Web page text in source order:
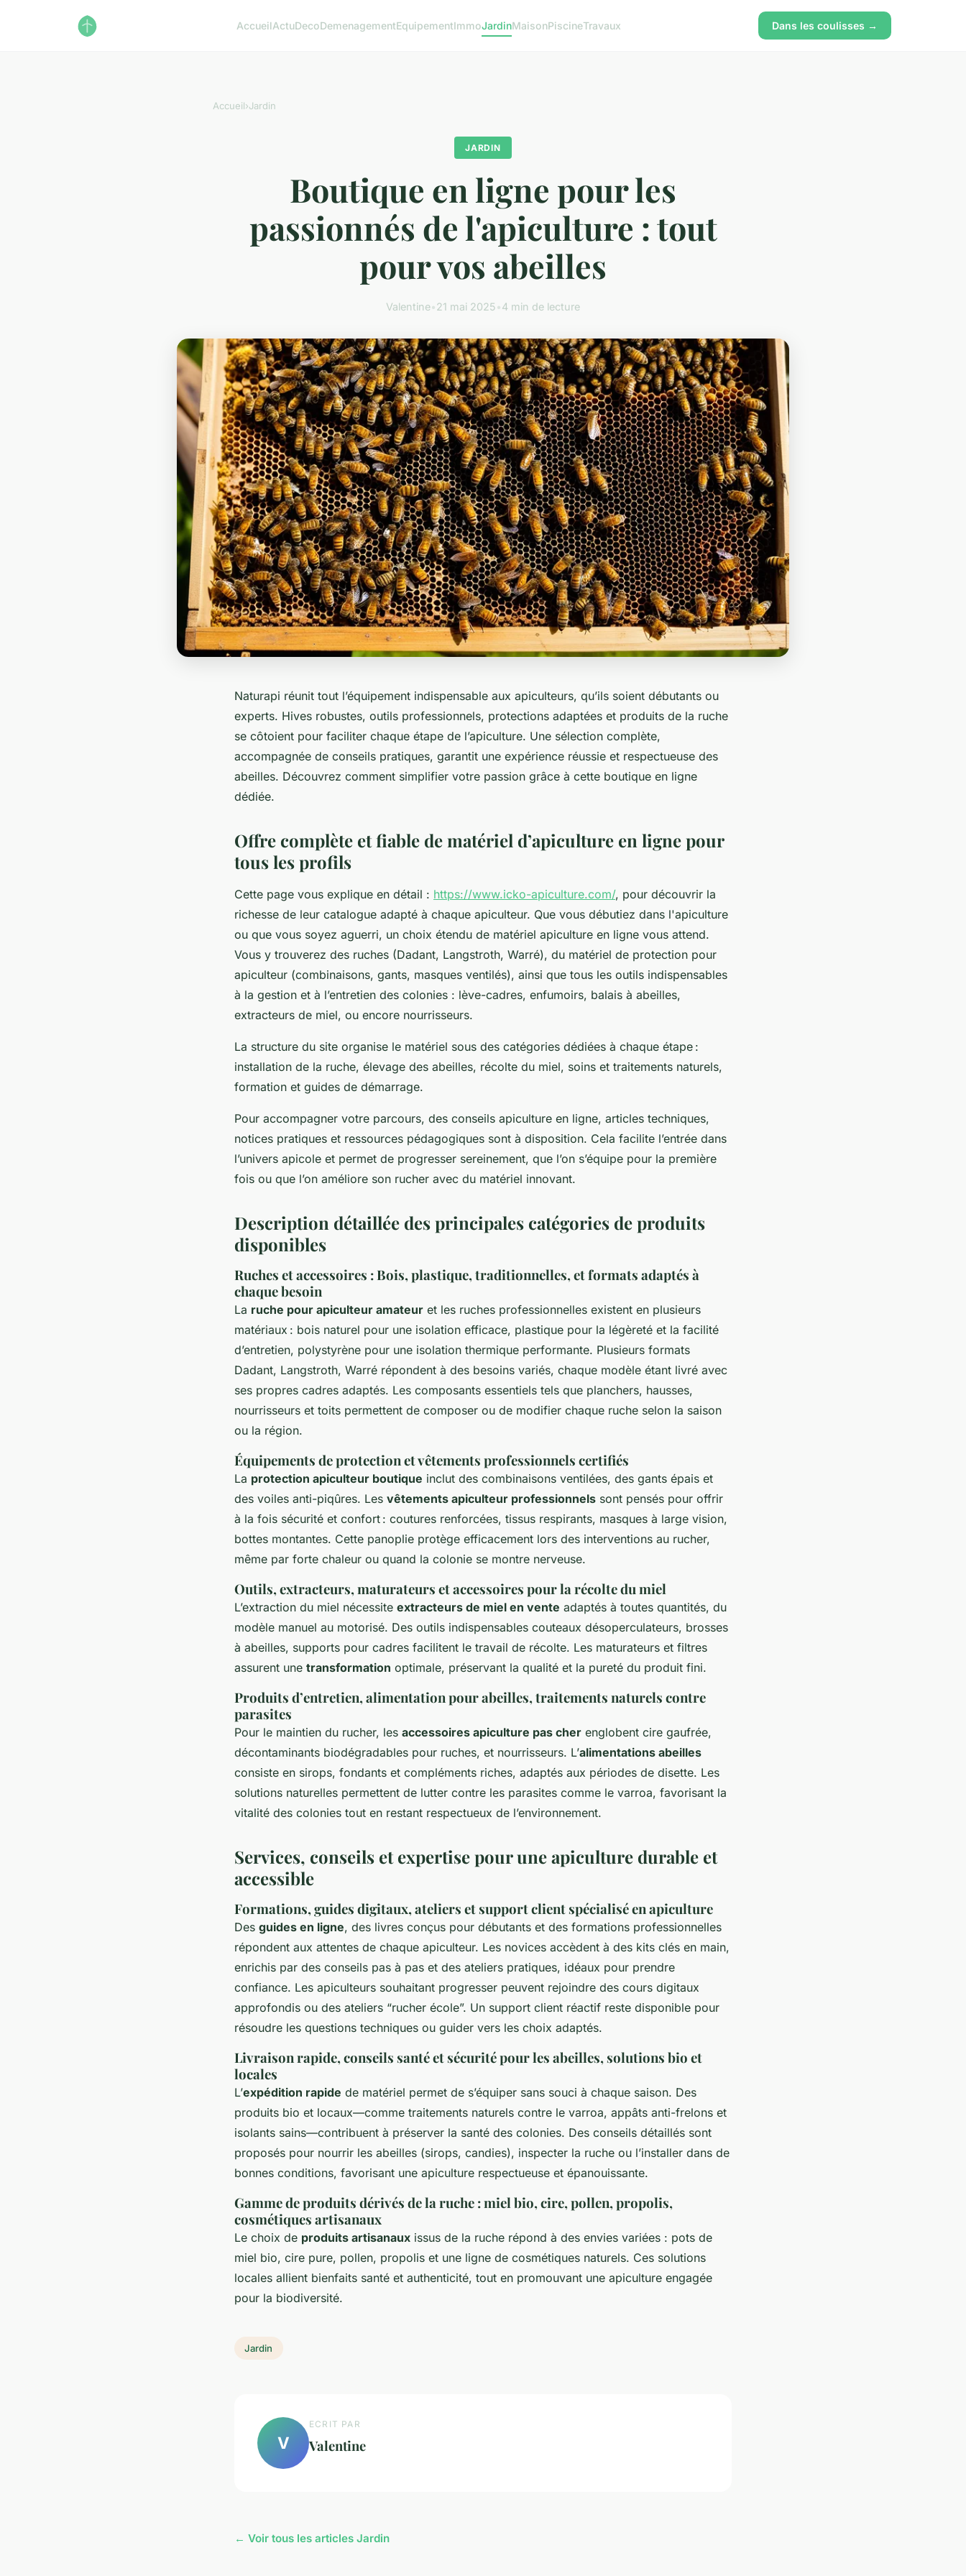
AccueilActuDecoDemenagementEquipementImmoJardinMaisonPiscineTravaux Dans les coulisses →
Accueil›Jardin
JARDIN
Boutique en ligne pour les
passionnés de l'apiculture : tout
pour vos abeilles
Valentine•21 mai 2025•4 min de lecture
Naturapi réunit tout l’équipement indispensable aux apiculteurs, qu’ils soient débutants ou
experts. Hives robustes, outils professionnels, protections adaptées et produits de la ruche
se côtoient pour faciliter chaque étape de l’apiculture. Une sélection complète,
accompagnée de conseils pratiques, garantit une expérience réussie et respectueuse des
abeilles. Découvrez comment simplifier votre passion grâce à cette boutique en ligne
dédiée.
Offre complète et fiable de matériel d’apiculture en ligne pour
tous les profils
Cette page vous explique en détail : https://www.icko-apiculture.com/, pour découvrir la
richesse de leur catalogue adapté à chaque apiculteur. Que vous débutiez dans l'apiculture
ou que vous soyez aguerri, un choix étendu de matériel apiculture en ligne vous attend.
Vous y trouverez des ruches (Dadant, Langstroth, Warré), du matériel de protection pour
apiculteur (combinaisons, gants, masques ventilés), ainsi que tous les outils indispensables
à la gestion et à l’entretien des colonies : lève-cadres, enfumoirs, balais à abeilles,
extracteurs de miel, ou encore nourrisseurs.
La structure du site organise le matériel sous des catégories dédiées à chaque étape :
installation de la ruche, élevage des abeilles, récolte du miel, soins et traitements naturels,
formation et guides de démarrage.
Pour accompagner votre parcours, des conseils apiculture en ligne, articles techniques,
notices pratiques et ressources pédagogiques sont à disposition. Cela facilite l’entrée dans
l’univers apicole et permet de progresser sereinement, que l’on s’équipe pour la première
fois ou que l’on améliore son rucher avec du matériel innovant.
Description détaillée des principales catégories de produits
disponibles
Ruches et accessoires : Bois, plastique, traditionnelles, et formats adaptés à
chaque besoin
La ruche pour apiculteur amateur et les ruches professionnelles existent en plusieurs
matériaux : bois naturel pour une isolation efficace, plastique pour la légèreté et la facilité
d’entretien, polystyrène pour une isolation thermique performante. Plusieurs formats
Dadant, Langstroth, Warré répondent à des besoins variés, chaque modèle étant livré avec
ses propres cadres adaptés. Les composants essentiels tels que planchers, hausses,
nourrisseurs et toits permettent de composer ou de modifier chaque ruche selon la saison
ou la région.
Équipements de protection et vêtements professionnels certifiés
La protection apiculteur boutique inclut des combinaisons ventilées, des gants épais et
des voiles anti-piqûres. Les vêtements apiculteur professionnels sont pensés pour offrir
à la fois sécurité et confort : coutures renforcées, tissus respirants, masques à large vision,
bottes montantes. Cette panoplie protège efficacement lors des interventions au rucher,
même par forte chaleur ou quand la colonie se montre nerveuse.
Outils, extracteurs, maturateurs et accessoires pour la récolte du miel
L’extraction du miel nécessite extracteurs de miel en vente adaptés à toutes quantités, du
modèle manuel au motorisé. Des outils indispensables couteaux désoperculateurs, brosses
à abeilles, supports pour cadres facilitent le travail de récolte. Les maturateurs et filtres
assurent une transformation optimale, préservant la qualité et la pureté du produit fini.
Produits d’entretien, alimentation pour abeilles, traitements naturels contre
parasites
Pour le maintien du rucher, les accessoires apiculture pas cher englobent cire gaufrée,
décontaminants biodégradables pour ruches, et nourrisseurs. L’alimentations abeilles
consiste en sirops, fondants et compléments riches, adaptés aux périodes de disette. Les
solutions naturelles permettent de lutter contre les parasites comme le varroa, favorisant la
vitalité des colonies tout en restant respectueux de l’environnement.
Services, conseils et expertise pour une apiculture durable et
accessible
Formations, guides digitaux, ateliers et support client spécialisé en apiculture
Des guides en ligne, des livres conçus pour débutants et des formations professionnelles
répondent aux attentes de chaque apiculteur. Les novices accèdent à des kits clés en main,
enrichis par des conseils pas à pas et des ateliers pratiques, idéaux pour prendre
confiance. Les apiculteurs souhaitant progresser peuvent rejoindre des cours digitaux
approfondis ou des ateliers “rucher école”. Un support client réactif reste disponible pour
résoudre les questions techniques ou guider vers les choix adaptés.
Livraison rapide, conseils santé et sécurité pour les abeilles, solutions bio et
locales
L’expédition rapide de matériel permet de s’équiper sans souci à chaque saison. Des
produits bio et locaux—comme traitements naturels contre le varroa, appâts anti-frelons et
isolants sains—contribuent à préserver la santé des colonies. Des conseils détaillés sont
proposés pour nourrir les abeilles (sirops, candies), inspecter la ruche ou l’installer dans de
bonnes conditions, favorisant une apiculture respectueuse et épanouissante.
Gamme de produits dérivés de la ruche : miel bio, cire, pollen, propolis,
cosmétiques artisanaux
Le choix de produits artisanaux issus de la ruche répond à des envies variées : pots de
miel bio, cire pure, pollen, propolis et une ligne de cosmétiques naturels. Ces solutions
locales allient bienfaits santé et authenticité, tout en promouvant une apiculture engagée
pour la biodiversité.
Jardin
V
ECRIT PAR
Valentine
← Voir tous les articles Jardin